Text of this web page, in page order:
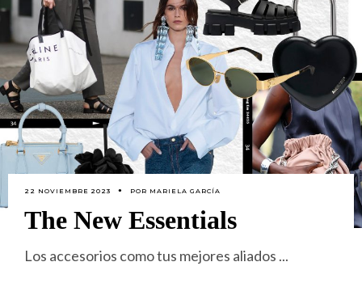
22 NOVIEMBRE 2023 POR MARIELA GARCÍA
The New Essentials
Los accesorios como tus mejores aliados